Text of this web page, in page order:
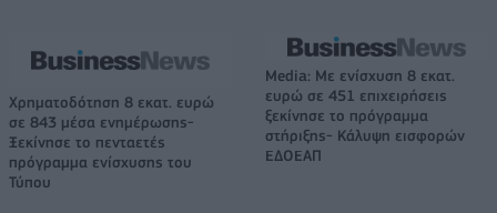
Χρηματοδότηση 8 εκατ. ευρώ
σε 843 μέσα ενημέρωσης-
Ξεκίνησε το πενταετές
πρόγραμμα ενίσχυσης του
Τύπου
Media: Με ενίσχυση 8 εκατ.
ευρώ σε 451 επιχειρήσεις
ξεκίνησε το πρόγραμμα
στήριξης- Κάλυψη εισφορών
ΕΔΟΕΑΠ